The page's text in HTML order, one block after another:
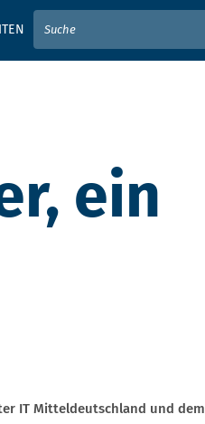
IHREN SUCHBEGRIFF EIN
ein
IT Mitteldeutschland und dem